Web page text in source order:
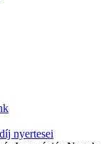
nyertesei